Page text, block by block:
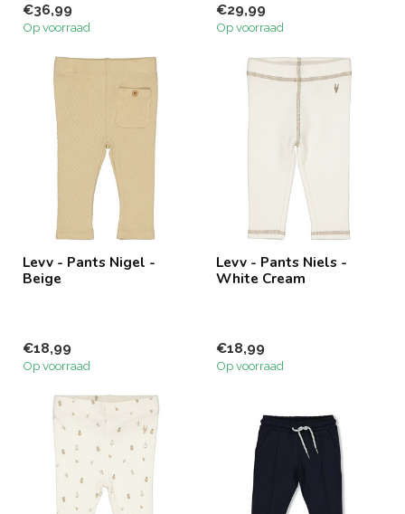
€36,99
Op voorraad
€29,99
Op voorraad
Levv - Pants Nigel -
Beige
€18,99
Op voorraad
Levv - Pants Niels -
White Cream
€18,99
Op voorraad